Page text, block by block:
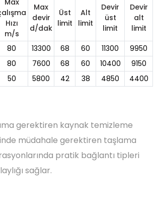
Max
Hızı
m/s
Max
devir
d/dak
Üst
limit
Alt
limit
Devir
üst
limit
Devir
alt
limit
80 13300 68 60 11300 9950
80 7600 68 60 10400 9150
50 5800 42 38 4850 4400
gerektiren kaynak temizleme
müdahale gerektiren taşlama
pratik bağlantı tipleri
sağlar.